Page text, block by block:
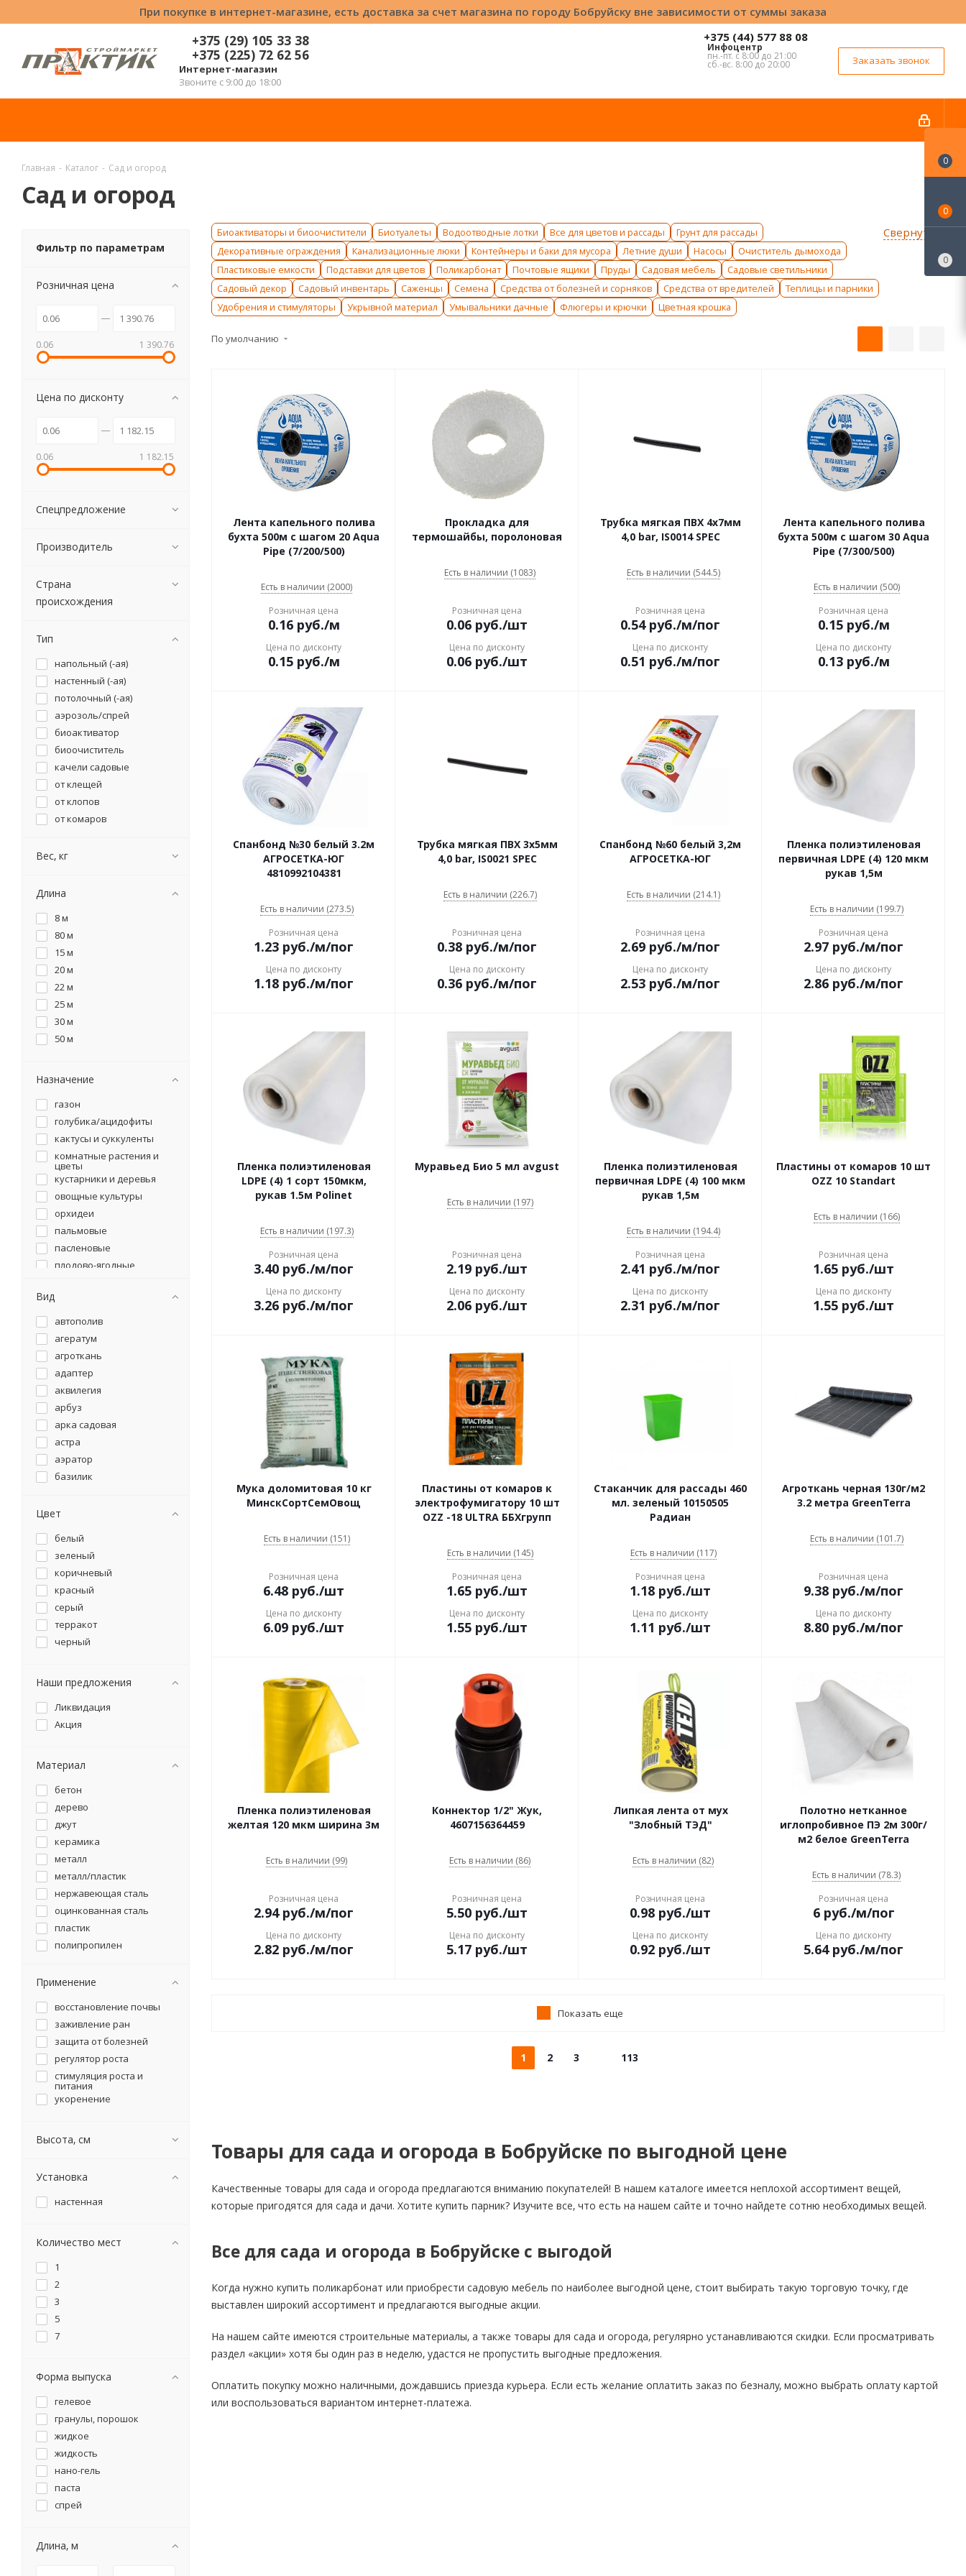
При покупке в интернет-магазине, есть доставка за счет магазина по городу Бобруйску вне зависимости от суммы заказа
+375 (29) 105 33 38
+375 (225) 72 62 56
Интернет-магазин
Звоните с 9:00 до 18:00
+375 (44) 577 88 08
Инфоцентр
пн.-пт. с 8:00 до 21:00
сб.-вс. 8:00 до 20:00 Заказать звонок
Главная - Каталог - Сад и огород
Сад и огород
Свернуть ↑
Биоактиваторы и биоочистители Биотуалеты Водоотводные лотки Все для цветов и рассады
Грунт для рассады
Декоративные ограждения
Канализационные люки Контейнеры и баки для мусора Летние души Насосы
Очиститель дымохода
Пластиковые емкости
Подставки для цветов Поликарбонат Почтовые ящики Пруды Садовая мебель
Садовые светильники
Садовый декор
Садовый инвентарь Саженцы Семена Средства от болезней и сорняков Средства от вредителей
Теплицы и парники
Удобрения и стимуляторы
Укрывной материал Умывальники дачные Флюгеры и крючки Цветная крошка
По умолчанию
Лента капельного полива
бухта 500м с шагом 20 Aqua
Pipe (7/200/500)
Есть в наличии (2000)
Розничная цена
0.16руб./м
Цена по дисконту
0.15руб./м
Прокладка для
термошайбы, поролоновая
Есть в наличии (1083)
Розничная цена
0.06 руб./шт
Цена по дисконту
0.06 руб./шт
Трубка мягкая ПВХ 4х7мм
4,0 bar, IS0014 SPEC
Есть в наличии (544.5)
Розничная цена
0.54руб./м/пог
Цена по дисконту
0.51 руб./м/пог
Лента капельного полива
бухта 500м с шагом 30 Aqua
Pipe (7/300/500)
Есть в наличии (500)
Розничная цена
0.15руб./м
Цена по дисконту
0.13руб./м
Спанбонд №30 белый 3.2м
АГРОСЕТКА-ЮГ
4810992104381
Есть в наличии (273.5)
Розничная цена
1.23 руб./м/пог
Цена по дисконту
1.18 руб./м/пог
Трубка мягкая ПВХ 3х5мм
4,0 bar, IS0021 SPEC
Есть в наличии (226.7)
Розничная цена
0.38 руб./м/пог
Цена по дисконту
0.36 руб./м/пог
Спанбонд №60 белый 3,2м
АГРОСЕТКА-ЮГ
Есть в наличии (214.1)
Розничная цена
2.69 руб./м/пог
Цена по дисконту
2.53 руб./м/пог
Пленка полиэтиленовая
первичная LDPE (4) 120 мкм
рукав 1,5м
Есть в наличии (199.7)
Розничная цена
2.97 руб./м/пог
Цена по дисконту
2.86 руб./м/пог
Пленка полиэтиленовая
LDPE (4) 1 сорт 150мкм,
рукав 1.5м Polinet
Есть в наличии (197.3)
Розничная цена
3.40 руб./м/пог
Цена по дисконту
3.26 руб./м/пог
Муравьед Био 5 мл avgust
Есть в наличии (197)
Розничная цена
2.19 руб./шт
Цена по дисконту
2.06 руб./шт
Пленка полиэтиленовая
первичная LDPE (4) 100 мкм
рукав 1,5м
Есть в наличии (194.4)
Розничная цена
2.41 руб./м/пог
Цена по дисконту
2.31 руб./м/пог
Пластины от комаров 10 шт
OZZ 10 Standart
Есть в наличии (166)
Розничная цена
1.65 руб./шт
Цена по дисконту
1.55 руб./шт
Мука доломитовая 10 кг
МинскСортСемОвощ
Есть в наличии (151)
Розничная цена
6.48 руб./шт
Цена по дисконту
6.09 руб./шт
Пластины от комаров к
электрофумигатору 10 шт
OZZ -18 ULTRA ББХгрупп
Есть в наличии (145)
Розничная цена
1.65 руб./шт
Цена по дисконту
1.55 руб./шт
Стаканчик для рассады 460
мл. зеленый 10150505
Радиан
Есть в наличии (117)
Розничная цена
1.18 руб./шт
Цена по дисконту
1.11 руб./шт
Агроткань черная 130г/м2
3.2 метра GreenTerra
Есть в наличии (101.7)
Розничная цена
9.38 руб./м/пог
Цена по дисконту
8.80 руб./м/пог
Пленка полиэтиленовая
желтая 120 мкм ширина 3м
Есть в наличии (99)
Розничная цена
2.94руб./м/пог
Цена по дисконту
2.82 руб./м/пог
Коннектор 1/2" Жук,
4607156364459
Есть в наличии (86)
Розничная цена
5.50 руб./шт
Цена по дисконту
5.17 руб./шт
Липкая лента от мух
"Злобный ТЭД"
Есть в наличии (82)
Розничная цена
0.98 руб./шт
Цена по дисконту
0.92 руб./шт
Полотно нетканное
иглопробивное ПЭ 2м 300г/
м2 белое GreenTerra
Есть в наличии (78.3)
Розничная цена
6руб./м/пог
Цена по дисконту
5.64руб./м/пог
Показать еще
1 2 3 113
Товары для сада и огорода в Бобруйске по выгодной цене
Качественные товары для сада и огорода предлагаются вниманию покупателей! В нашем каталоге имеется неплохой ассортимент вещей,
которые пригодятся для сада и дачи. Хотите купить парник? Изучите все, что есть на нашем сайте и точно найдете сотню необходимых вещей.
Все для сада и огорода в Бобруйске с выгодой
Когда нужно купить поликарбонат или приобрести садовую мебель по наиболее выгодной цене, стоит выбирать такую торговую точку, где
выставлен широкий ассортимент и предлагаются выгодные акции.
На нашем сайте имеются строительные материалы, а также товары для сада и огорода, регулярно устанавливаются скидки. Если просматривать
раздел «акции» хотя бы один раз в неделю, удастся не пропустить выгодные предложения.
Оплатить покупку можно наличными, дождавшись приезда курьера. Если есть желание оплатить заказ по безналу, можно выбрать оплату картой
или воспользоваться вариантом интернет-платежа.
Фильтр по параметрам
Розничная цена
0.06 1 390.76
Цена по дисконту
0.06 1 182.15
Спецпредложение
Производитель
Страна
происхождения
Тип
напольный (-ая)
настенный (-ая)
потолочный (-ая)
аэрозоль/спрей
биоактиватор
биоочиститель
качели садовые
от клещей
от клопов
от комаров
от крыс и мышей
от насекомых
от тараканов
рукомойник
универсальная
Вес, кг
Длина
8 м
80 м
15 м
20 м
22 м
25 м
30 м
50 м
Назначение
газон
голубика/ацидофиты
кактусы и суккуленты
комнатные растения и
цветы
кустарники и деревья
овощные культуры
орхидеи
пальмовые
пасленовые
плодово-ягодные
садовые растения и
фиалки
хвойные
цветы балконные
цитрусовые растения
для дезинфекции
рассадный
универсальное
универсальное
универсальный
Вид
автополив
агератум
агроткань
адаптер
аквилегия
арбуз
арка садовая
астра
аэратор
базилик
бак для мусора
баклажан
банкетка
бархатцы
биотуалет
бордюр садовый
бороздовичок
бочка
бур садовый
вкладыш
вставка удлинение
выкручиватель клещей
газон
гамак
гель после укусов
насекомых
гербицид
горох
горчица
горшок
грабли
движок снеговой
балконного ящика
держатель для кашпо
держатель садового
инструмента
диван/кровать
для выгребных ям
для дачного туалета
дренаж
душ садовый
душица
желоб
забор декоративный
заглушка
зажим
земляника
извлекатель сорняков
календула
камера для тюбинга
канистра
капуста
каркас теплицы
кассета для рассады
катушка для шланга
кашпо
Цвет
белый
зеленый
коричневый
красный
серый
терракот
черный
Наши предложения
Ликвидация
Акция
Материал
бетон
дерево
джут
керамика
металл
металл/пластик
нержавеющая сталь
оцинкованная сталь
пластик
полипропилен
полиэтилен
фарфор
чугун
Применение
восстановление почвы
заживление ран
защита от болезней
регулятор роста
стимуляция роста и
питания
укоренение
Высота, см
Установка
настенная
Количество мест
1
2
3
5
7
Форма выпуска
гелевое
гранулы, порошок
жидкое
жидкость
нано-гель
паста
спрей
Длина, м
0
0
0